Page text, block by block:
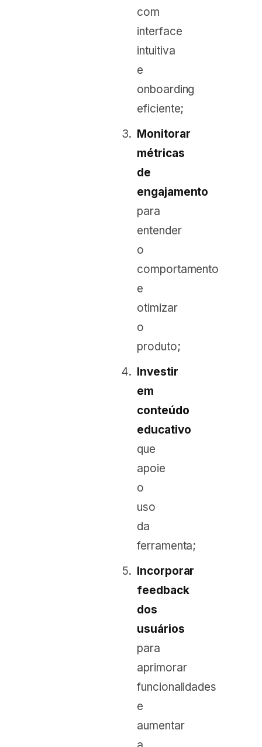
com
interface
intuitiva
e
onboarding
eficiente;
Monitorar
métricas
de
engajamento
para
entender
o
comportamento
e
otimizar
o
produto;
Investir
em
conteúdo
educativo
que
apoie
o
uso
da
ferramenta;
Incorporar
feedback
dos
usuários
para
aprimorar
funcionalidades
e
aumentar